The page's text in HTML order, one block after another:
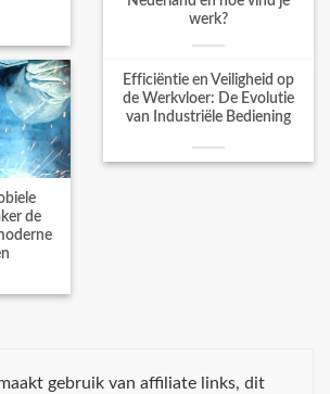
werk?
de
Efficiëntie en Veiligheid op
de Werkvloer: De Evolutie
van Industriële Bediening
gebruik van affiliate links, dit